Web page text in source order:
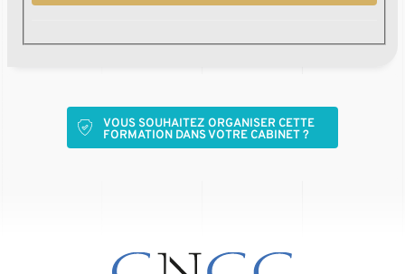
VOUS SOUHAITEZ ORGANISER CETTE
FORMATION DANS VOTRE CABINET ?